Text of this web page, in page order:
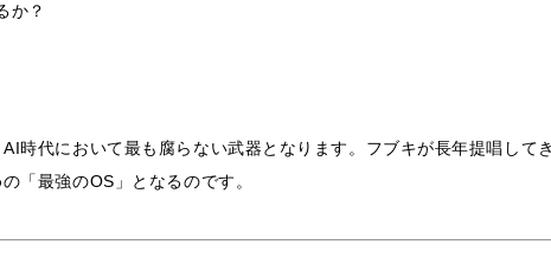
か？
時代において最も腐らない武器となります。フブキが長年提唱して
「最強のOS」となるのです。